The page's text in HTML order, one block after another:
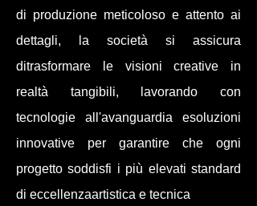
di produzione meticoloso e attento ai
dettagli, la società si assicura
ditrasformare le visioni creative in
realtà tangibili, lavorando con
tecnologie all'avanguardia esoluzioni
innovative per garantire che ogni
progetto soddisfi i più elevati standard
di eccellenzaartistica e tecnica